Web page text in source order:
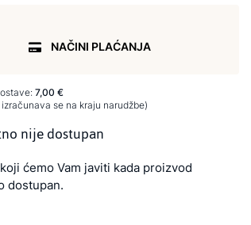
NAČINI PLAĆANJA
7,00 €
se na kraju narudžbe)
nije dostupan
ćemo Vam javiti kada proizvod
dostupan.